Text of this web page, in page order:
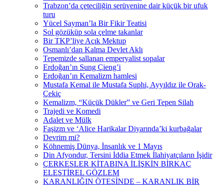
Trabzon’da çeteciliğin serüvenine dair küçük bir ufuk
turu
Yücel Sayman’la Bir Fikir Teatisi
Sol gözüküp sola çelme takanlar
Bir TKP’liye Açık Mektup
Osmanlı’dan Kalma Devlet Aklı
Tepemizde sallanan emperyalist sopalar
Erdoğan’ın Sung Çieng’i
Erdoğan’ın Kemalizm hamlesi
Mustafa Kemal ile Mustafa Suphi, Ayyıldız ile Orak-
Çekiç
Kemalizm, “Küçük Dükler” ve Geri Tepen Silah
Trajedi ve Komedi
Adalet ve Mülk
Faşizm ve ‘Alice Harikalar Diyarında’ki kurbağalar
Devrim mi?
Köhnemiş Dünya, İnsanlık ve 1 Mayıs
Din Afyondur, Tersini İddia Etmek İlahiyatçıların İşidir
ÇERKESLER KİTABINA İLİŞKİN BİRKAÇ
ELEŞTİREL GÖZLEM
KARANLIĞIN ÖTESİNDE – KARANLIK BİR